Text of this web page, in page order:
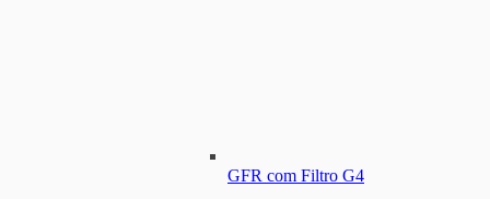
GFR com Filtro G4